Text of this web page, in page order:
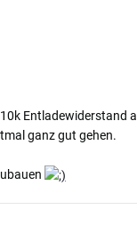
ganz gut gehen.